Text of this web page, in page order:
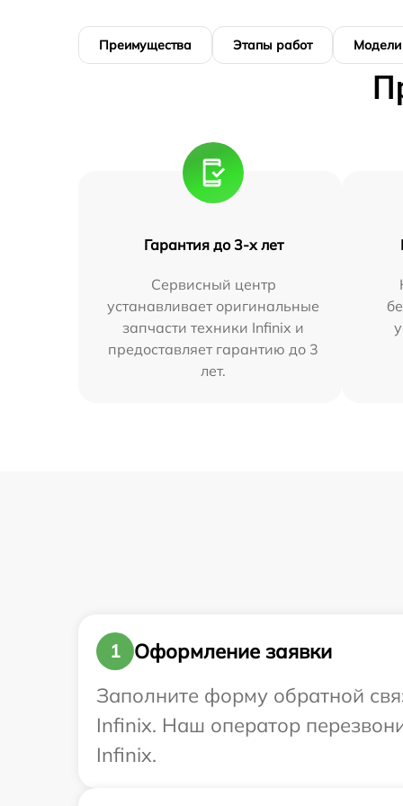
Преимущества Этапы работ Модели
Гарантия до 3-х лет
Сервисный центр
устанавливает оригинальные
запчасти техники Infinix и
предоставляет гарантию до 3
лет.
1
Оформление заявки
Заполните форму обратной
Infinix. Наш оператор
Infinix.